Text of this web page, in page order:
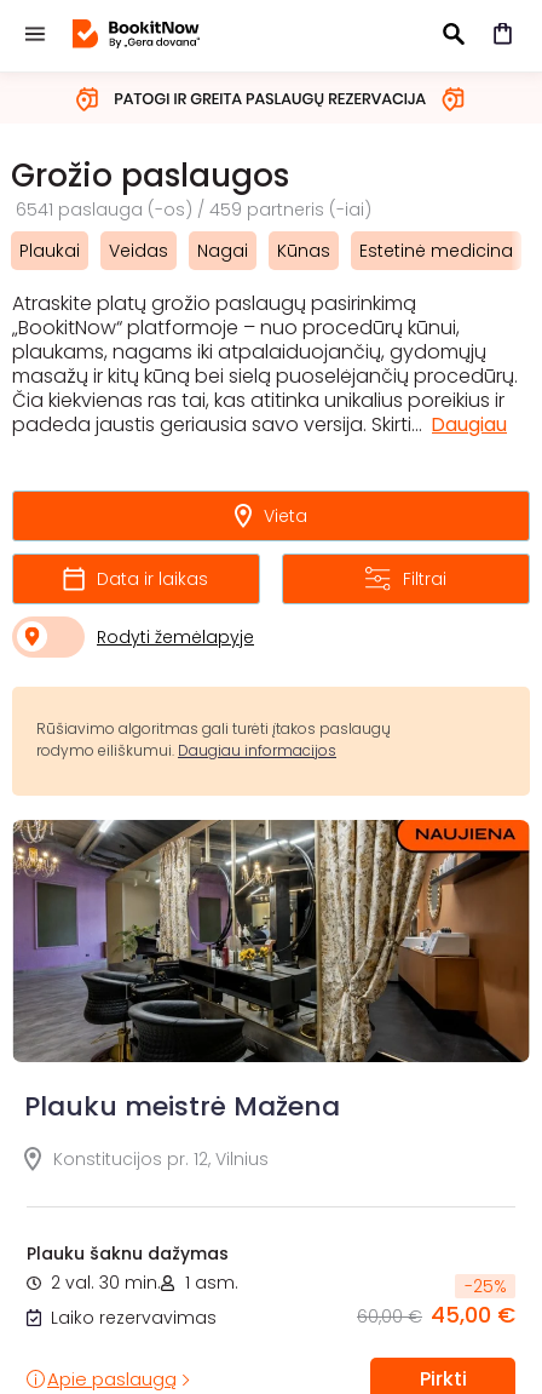
IEŠKOTI
Grožio paslaugos
6541 paslauga (-os) / 459 partneris (-iai)
Plaukai
Veidas Nagai Kūnas Estetinė medicina
Atraskite platų grožio paslaugų pasirinkimą
„BookitNow“ platformoje – nuo procedūrų kūnui,
plaukams, nagams iki atpalaiduojančių, gydomųjų
masažų ir kitų kūną bei sielą puoselėjančių procedūrų.
Čia kiekvienas ras tai, kas atitinka unikalius poreikius ir
padeda jaustis geriausia savo versija. Skirti... Daugiau
Vieta
Data ir laikas Filtrai
Rodyti žemėlapyje
Rūšiavimo algoritmas gali turėti įtakos paslaugų
rodymo eiliškumui. Daugiau informacijos
Plauku meistrė Mažena
Konstitucijos pr. 12, Vilnius
Plauku šaknu dažymas
2 val. 30 min.
1 asm.
Laiko rezervavimas
-25%
60,00 € 45,00 €
Apie paslaugą Pirkti